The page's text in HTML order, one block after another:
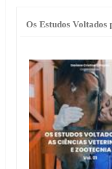
Os Estudos Voltados